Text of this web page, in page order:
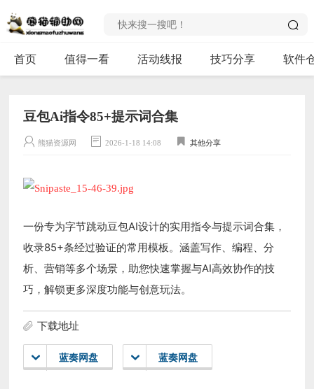
首页 值得一看 活动线报 技巧分享 软件
豆包Ai指令85+提示词合集
熊猫资源网 2026-1-18 14:08 其他分享
一份专为字节跳动豆包AI设计的实用指令与提示词合集，
收录85+条经过验证的常用模板。涵盖写作、编程、分
析、营销等多个场景，助您快速掌握与AI高效协作的技
巧，解锁更多深度功能与创意玩法。
下载地址
蓝奏网盘 蓝奏网盘